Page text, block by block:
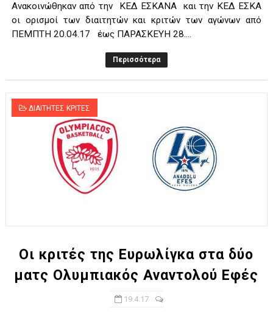
Ανακοινώθηκαν από την ΚΕΔ ΕΣΚΑΝΑ και την ΚΕΔ ΕΣΚΑ
οι ορισμοί των διαιτητών και κριτών των αγώνων από
ΠΕΜΠΤΗ 20.04.17 έως ΠΑΡΑΣΚΕΥΗ 28....
Περισσότερα
ΔΙΑΙΤΗΤΕΣ ΚΡΙΤΕΣ
Οι κριτές της Ευρωλίγκα στα δύο
ματς Ολυμπιακός Αναντολού Εφές
19.4.17